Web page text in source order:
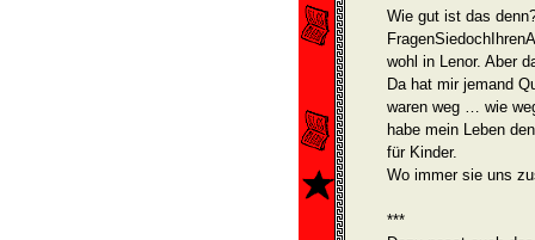
Wie gut ist das
wohl in Lenor. Aber
Da hat mir jemand
waren weg … wie
habe mein Leben
für Kinder.
Wo immer sie uns
***